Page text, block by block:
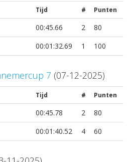
Tijd # Punten
00:45.66 2
80
00:01:32.69 1 100
7 (07-12-2025)
Tijd # Punten
00:45.78 2
80
00:01:40.52 4 60